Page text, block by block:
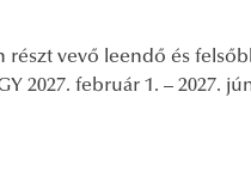
vevő leendő és
2027. február 1. – 2027.